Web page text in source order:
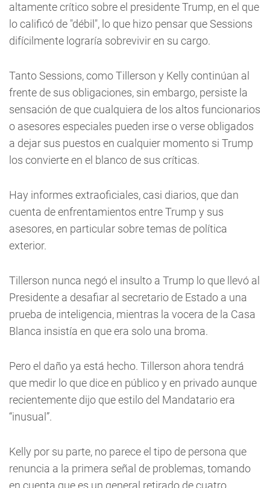
altamente crítico sobre el presidente Trump, en el que
lo calificó de "débil", lo que hizo pensar que Sessions
difícilmente lograría sobrevivir en su cargo.
Tanto Sessions, como Tillerson y Kelly continúan al
frente de sus obligaciones, sin embargo, persiste la
sensación de que cualquiera de los altos funcionarios
o asesores especiales pueden irse o verse obligados
a dejar sus puestos en cualquier momento si Trump
los convierte en el blanco de sus críticas.
Hay informes extraoficiales, casi diarios, que dan
cuenta de enfrentamientos entre Trump y sus
asesores, en particular sobre temas de política
exterior.
Tillerson nunca negó el insulto a Trump lo que llevó al
Presidente a desafiar al secretario de Estado a una
prueba de inteligencia, mientras la vocera de la Casa
Blanca insistía en que era solo una broma.
Pero el daño ya está hecho. Tillerson ahora tendrá
que medir lo que dice en público y en privado aunque
recientemente dijo que estilo del Mandatario era
“inusual”.
Kelly por su parte, no parece el tipo de persona que
renuncia a la primera señal de problemas, tomando
en cuenta que es un general retirado de cuatro